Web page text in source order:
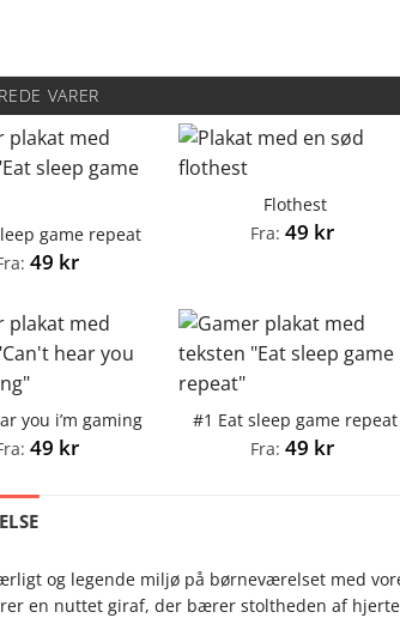
VARER
game repeat
49 kr
Flothest
Fra:49 kr
you i’m gaming
49 kr
#1 Eat sleep game repeat
Fra:49 kr
og legende miljø på børneværelset med
en nuttet giraf, der bærer stoltheden af